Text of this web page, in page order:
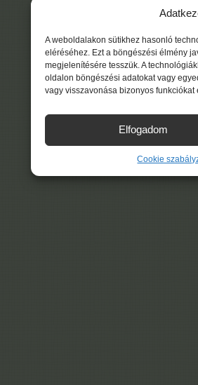
A weboldalakon sütikhez hasonló
eléréséhez. Ezt a böngészési élmény
megjelenítésére tesszük. A
oldalon böngészési adatokat vagy
vagy visszavonása bizonyos
Elfogadom
Cookie